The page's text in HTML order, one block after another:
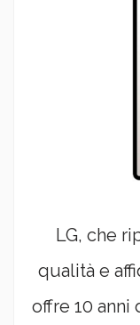
LG, che
qualità e
offre 10 anni